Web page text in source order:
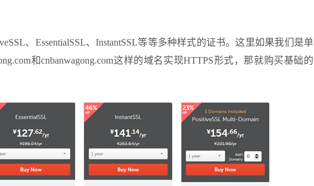
、EssentialSSL、InstantSSL等等多种样式的证书。这里如果我们是单
和cnbanwagong.com这样的域名实现HTTPS形式，那就购买基础的